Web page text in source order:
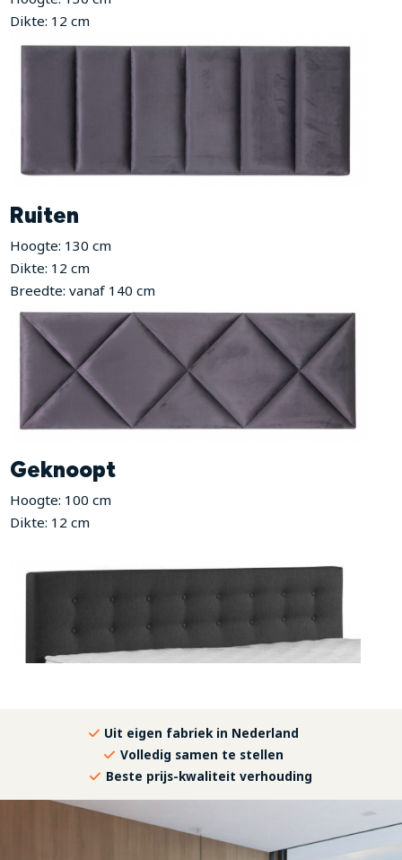
Dikte: 12 cm
Ruiten
Hoogte: 130 cm
Dikte: 12 cm
Breedte: vanaf 140 cm
Geknoopt
Hoogte: 100 cm
Dikte: 12 cm
Uit eigen fabriek in Nederland
Volledig samen te stellen
Beste prijs-kwaliteit verhouding